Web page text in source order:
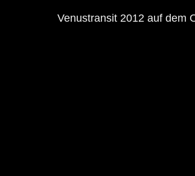
Venustransit 2012 auf dem